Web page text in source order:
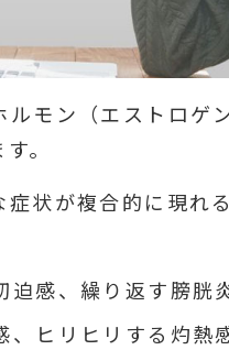
モン（エストロゲ
。
状が複合的に現れ
迫感、繰り返す膀胱
ヒリヒリする灼熱